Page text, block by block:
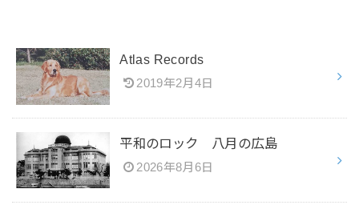
Atlas Records
2019年2月4日
平和のロック 八月の広島
2026年8月6日